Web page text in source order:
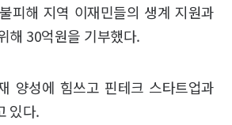
피해 지역 이재민들의 생계 지원과
해 30억원을 기부했다.
양성에 힘쓰고 핀테크 스타트업과
있다.